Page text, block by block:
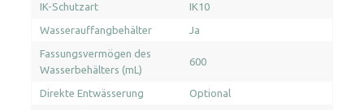
IK-Schutzart IK10
Wasserauffangbehälter Ja
Fassungsvermögen des
Wasserbehälters (mL)
600
Direkte Entwässerung Optional